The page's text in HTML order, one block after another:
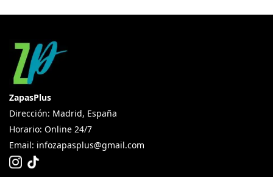
ZapasPlus
Dirección: Madrid, España
Horario: Online 24/7
Email: infozapasplus@gmail.com